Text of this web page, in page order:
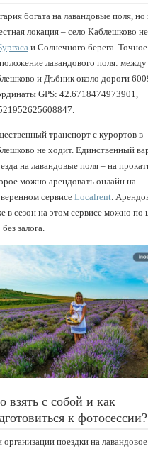
богата на лавандовые поля, но
локация – село Каблешково
и Солнечного берега. Точное
лавандового поля: между
и Дъбник около дороги
GPS: 42.6718474973901,
транспорт с курортов в
не ходит. Единственный
на лавандовые поля – на
можно арендовать онлайн на
сервисе Localrent .
в сезон на этом сервисе можно по
залога.
взять с собой и как
к фотосессии?
организации поездки на